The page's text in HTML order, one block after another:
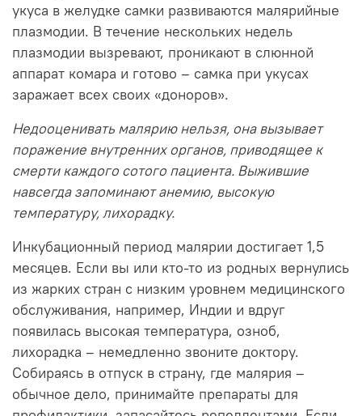
укуса в желудке самки развиваются малярийные
плазмодии. В течение нескольких недель
плазмодии вызревают, проникают в слюнной
аппарат комара и готово – самка при укусах
заражает всех своих «доноров».
Недооценивать малярию нельзя, она вызывает
поражение внутренних органов, приводящее к
смерти каждого сотого пациента. Выжившие
навсегда запоминают анемию, высокую
температуру, лихорадку.
Инкубационный период малярии достигает 1,5
месяцев. Если вы или кто-то из родных вернулись
из жарких стран с низким уровнем медицинского
обслуживания, например, Индии и вдруг
появилась высокая температура, озноб,
лихорадка – немедленно звоните доктору.
Собираясь в отпуск в страну, где малярия –
обычное дело, принимайте препараты для